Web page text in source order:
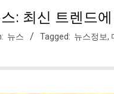
: 최신 트렌드
뉴스 Tagged: 뉴스정보,